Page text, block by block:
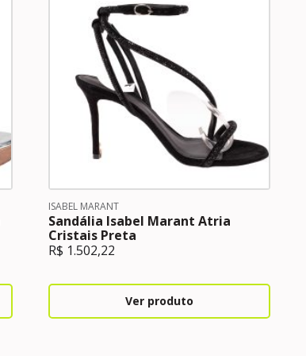
ISABEL MARANT
Sandália Isabel Marant Atria
Cristais Preta
R$ 1.502,22
Ver produto